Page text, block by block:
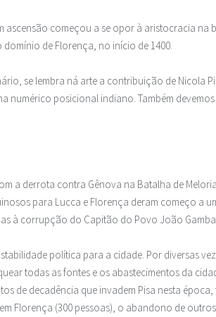
ascensão começou a se opor à aristocracia
de Florença, no início de 1400.
se lembra ná arte a contribuição de Nicola
numérico posicional indiano. Também
a derrota contra Gênova na Batalha de Meloria
para Lucca e Florença deram começo a
à corrupção do Capitão do Povo João
política para a cidade. Por diversas
todas as fontes e os abastecimentos da
de decadência que invadem Pisa nesta
Florença (300 pessoas), o abandono de